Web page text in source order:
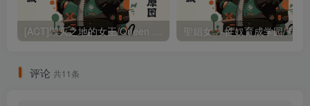
评论 共11条